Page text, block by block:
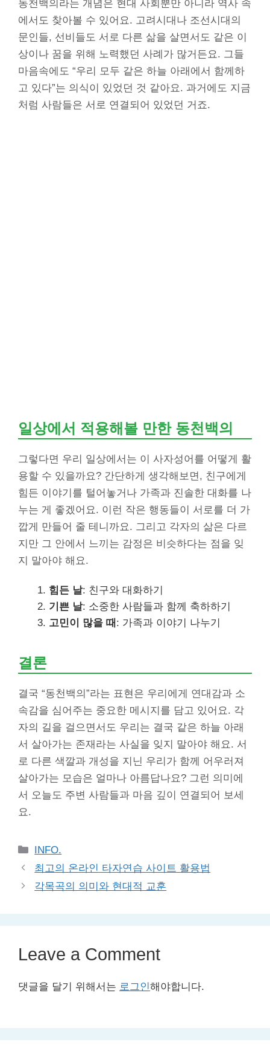
동천백의라는 개념은 현대 사회뿐만 아니라 역사 속
에서도 찾아볼 수 있어요. 고려시대나 조선시대의
문인들, 선비들도 서로 다른 삶을 살면서도 같은 이
상이나 꿈을 위해 노력했던 사례가 많거든요. 그들
마음속에도 “우리 모두 같은 하늘 아래에서 함께하
고 있다”는 의식이 있었던 것 같아요. 과거에도 지금
처럼 사람들은 서로 연결되어 있었던 거죠.
일상에서 적용해볼 만한 동천백의
그렇다면 우리 일상에서는 이 사자성어를 어떻게 활
용할 수 있을까요? 간단하게 생각해보면, 친구에게
힘든 이야기를 털어놓거나 가족과 진솔한 대화를 나
누는 게 좋겠어요. 이런 작은 행동들이 서로를 더 가
깝게 만들어 줄 테니까요. 그리고 각자의 삶은 다르
지만 그 안에서 느끼는 감정은 비슷하다는 점을 잊
지 말아야 해요.
힘든 날: 친구와 대화하기
기쁜 날: 소중한 사람들과 함께 축하하기
고민이 많을 때 : 가족과 이야기 나누기
결론
결국 “동천백의”라는 표현은 우리에게 연대감과 소
속감을 심어주는 중요한 메시지를 담고 있어요. 각
자의 길을 걸으면서도 우리는 결국 같은 하늘 아래
서 살아가는 존재라는 사실을 잊지 말아야 해요. 서
로 다른 색깔과 개성을 지닌 우리가 함께 어우러져
살아가는 모습은 얼마나 아름답나요? 그런 의미에
서 오늘도 주변 사람들과 마음 깊이 연결되어 보세
요.
Categories
INFO.
최고의 온라인 타자연습 사이트 활용법
각목곡의 의미와 현대적 교훈
Leave a Comment
댓글을 달기 위해서는 로그인해야합니다.